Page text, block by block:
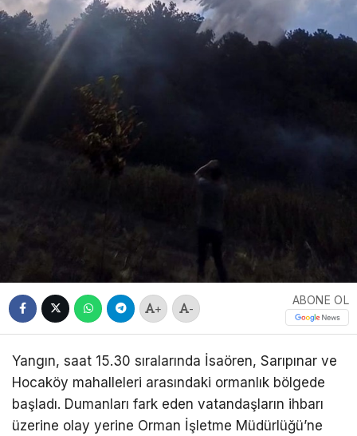
+ -
ABONE OL
Yangın, saat 15.30 sıralarında İsaören, Sarıpınar ve
Hocaköy mahalleleri arasındaki ormanlık bölgede
başladı. Dumanları fark eden vatandaşların ihbarı
üzerine olay yerine Orman İşletme Müdürlüğü’ne